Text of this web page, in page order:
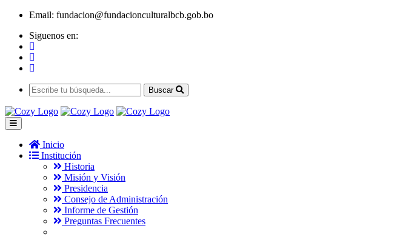
Email: fundacion@fundacionculturalbcb.gob.bo
Siguenos en:
Buscar
Inicio
Institución
Historia
Misión y Visión
Presidencia
Consejo de Administración
Informe de Gestión
Preguntas Frecuentes